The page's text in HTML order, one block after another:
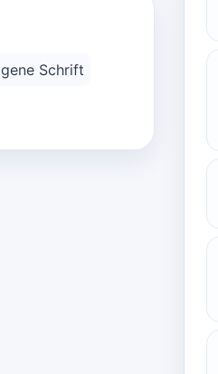
Schrift